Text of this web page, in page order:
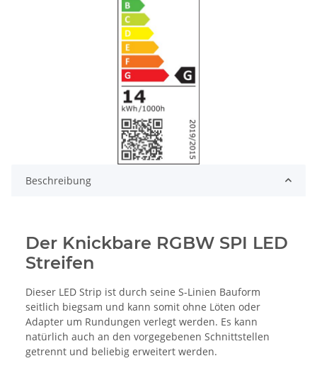
Beschreibung
Der Knickbare RGBW SPI LED
Streifen
Dieser LED Strip ist durch seine S-Linien Bauform
seitlich biegsam und kann somit ohne Löten oder
Adapter um Rundungen verlegt werden. Es kann
natürlich auch an den vorgegebenen Schnittstellen
getrennt und beliebig erweitert werden.